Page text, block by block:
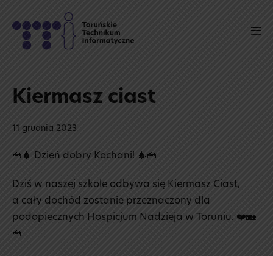
content
Kiermasz ciast
11 grudnia 2023
🍰🎄 Dzień dobry Kochani! 🎄🍰
Dziś w naszej szkole odbywa się Kiermasz Ciast,
a cały dochód zostanie przeznaczony dla
podopiecznych Hospicjum Nadzieja w Toruniu. ❤️🏡
🍰